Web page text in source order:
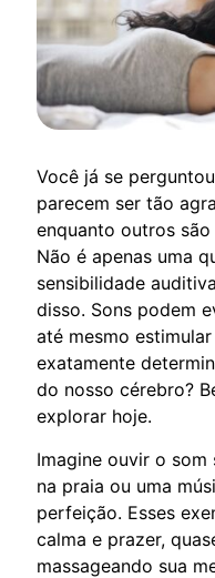
Você já se
parecem ser tão
enquanto outros
Não é apenas uma
sensibilidade
disso. Sons podem
até mesmo
exatamente
do nosso cérebro?
explorar hoje.
Imagine ouvir o som
na praia ou uma
perfeição. Esses
calma e prazer,
massageando sua